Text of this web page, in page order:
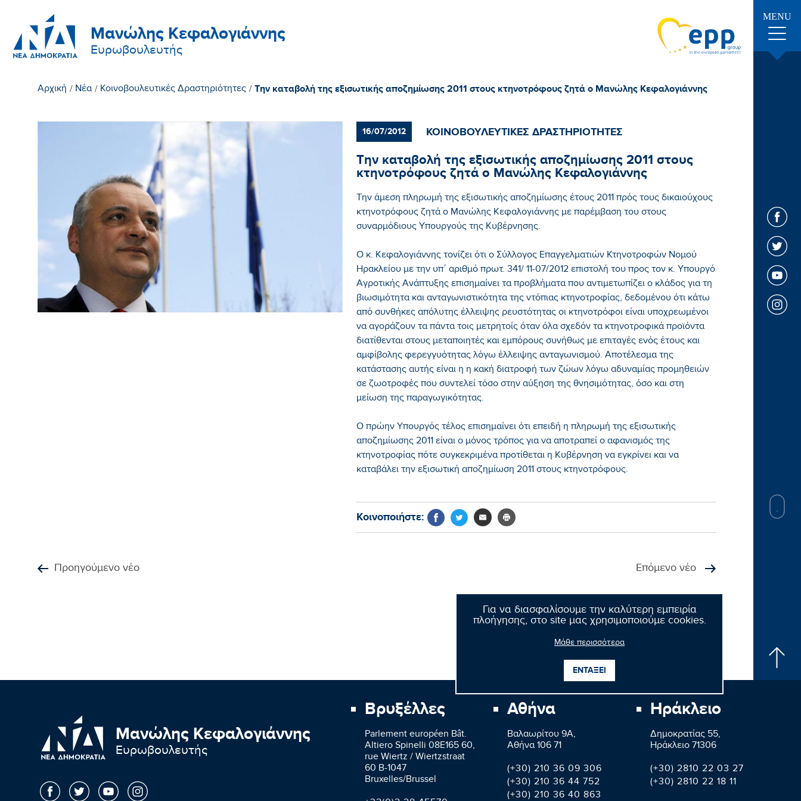
Μανώλης Κεφαλογιάννης
Ευρωβουλευτής
MENU
Για να διασφαλίσουμε την καλύτερη εμπειρία
πλοήγησης, στο site μας χρησιμοποιούμε cookies.
Μάθε περισσότερα
ΕΝΤΑΞΕΙ
Αρχική / Νέα / Κοινοβουλευτικές Δραστηριότητες / Την καταβολή της εξισωτικής αποζημίωσης 2011 στους κτηνοτρόφους ζητά ο Μανώλης Κεφαλογιάννης
16/07/2012 ΚΟΙΝΟΒΟΥΛΕΥΤΙΚΕΣ ΔΡΑΣΤΗΡΙΟΤΗΤΕΣ
Την καταβολή της εξισωτικής αποζημίωσης 2011 στους
κτηνοτρόφους ζητά ο Μανώλης Κεφαλογιάννης
Την άμεση πληρωμή της εξισωτικής αποζημίωσης έτους 2011 πρός τους δικαιούχους
κτηνοτρόφους ζητά ο Μανώλης Κεφαλογιάννης με παρέμβαση του στους
συναρμόδιους Υπουργούς της Κυβέρνησης.
Ο κ. Κεφαλογιάννης τονίζει ότι ο Σύλλογος Επαγγελματιών Κτηνοτροφών Νομού
Ηρακλείου με την υπ΄ αριθμό πρωτ. 341/ 11-07/2012 επιστολή του προς τον κ. Υπουργό
Αγροτικής Ανάπτυξης επισημαίνει τα προβλήματα που αντιμετωπίζει ο κλάδος για τη
βιωσιμότητα και ανταγωνιστικότητα της ντόπιας κτηνοτροφίας, δεδομένου ότι κάτω
από συνθήκες απόλυτης έλλειψης ρευστότητας οι κτηνοτρόφοι είναι υποχρεωμένοι
να αγοράζουν τα πάντα τοις μετρητοίς όταν όλα σχεδόν τα κτηνοτροφικά προϊόντα
διατίθενται στους μεταποιητές και εμπόρους συνήθως με επιταγές ενός έτους και
αμφίβολης φερεγγυότητας λόγω έλλειψης ανταγωνισμού. Αποτέλεσμα της
κατάστασης αυτής είναι η η κακή διατροφή των ζώων λόγω αδυναμίας προμηθειών
σε ζωοτροφές που συντελεί τόσο στην αύξηση της θνησιμότητας, όσο και στη
μείωση της παραγωγικότητας.
Ο πρώην Υπουργός τέλος επισημαίνει ότι επειδή η πληρωμή της εξισωτικής
αποζημίωσης 2011 είναι ο μόνος τρόπος για να αποτραπεί ο αφανισμός της
κτηνοτροφίας πότε συγκεκριμένα προτίθεται η Κυβέρνηση να εγκρίνει και να
καταβάλει την εξισωτική αποζημίωση 2011 στους κτηνοτρόφους.
Κοινοποιήστε:
Προηγούμενο νέο Επόμενο νέο
Μανώλης Κεφαλογιάννης
Ευρωβουλευτής
Βρυξέλλες
Parlement européen Bât.
Altiero Spinelli 08E165 60,
rue Wiertz / Wiertzstraat
60 B-1047
Bruxelles/Brussel
Αθήνα
Βαλαωρίτου 9A,
Aθήνα 106 71
(+30) 210 36 09 306
(+30) 210 36 44 752
(+30) 210 36 40 863
Ηράκλειο
Δημοκρατίας 55,
Ηράκλειο 71306
(+30) 2810 22 03 27
(+30) 2810 22 18 11